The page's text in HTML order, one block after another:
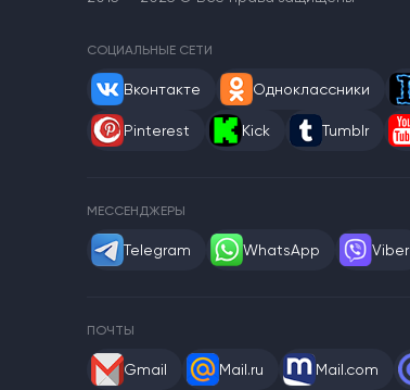
СОЦИАЛЬНЫЕ СЕТИ
Вконтакте Одноклассники
Pinterest Kick Tumblr
МЕССЕНДЖЕРЫ
Telegram WhatsApp Viber
ПОЧТЫ
Gmail Mail.ru Mail.com